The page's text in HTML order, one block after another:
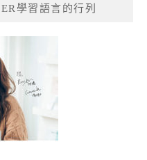
學習語言的行列